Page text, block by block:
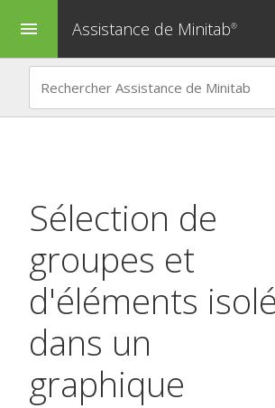
menu Assistance de Minitab®
Sélection de
groupes et
d'éléments
dans un
graphique